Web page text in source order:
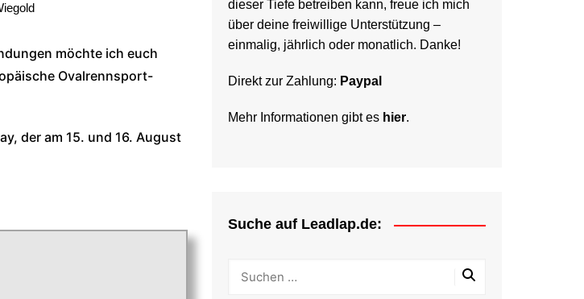
WoO Late Model Series
möchte ich euch
Ovalrennsport-
der am 15. und 16. August
dieser Tiefe betreiben kann, freue ich mich
über deine freiwillige Unterstützung –
einmalig, jährlich oder monatlich. Danke!
Direkt zur Zahlung: Paypal
Mehr Informationen gibt es hier.
Suche auf Leadlap.de: